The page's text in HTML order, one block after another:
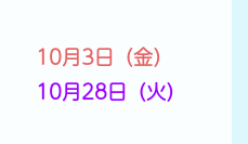
3日（金）
10月28日（火）